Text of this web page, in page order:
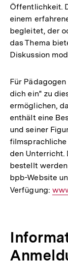
Öffentlichkeit.
einem
begleitet, der
das Thema
Diskussion
Für
dich ein" zu
ermöglichen,
enthält eine
und seiner
den Unterricht.
bestellt
bpb-Website
Verfügung: